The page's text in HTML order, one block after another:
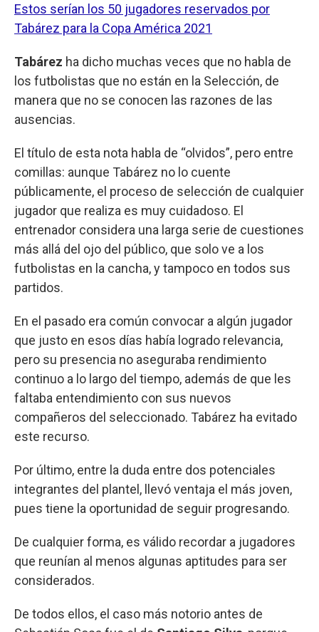
Estos serían los 50 jugadores reservados por
Tabárez para la Copa América 2021
Tabárez ha dicho muchas veces que no habla de
los futbolistas que no están en la Selección, de
manera que no se conocen las razones de las
ausencias.
El título de esta nota habla de “olvidos”, pero entre
comillas: aunque Tabárez no lo cuente
públicamente, el proceso de selección de cualquier
jugador que realiza es muy cuidadoso. El
entrenador considera una larga serie de cuestiones
más allá del ojo del público, que solo ve a los
futbolistas en la cancha, y tampoco en todos sus
partidos.
En el pasado era común convocar a algún jugador
que justo en esos días había logrado relevancia,
pero su presencia no aseguraba rendimiento
continuo a lo largo del tiempo, además de que les
faltaba entendimiento con sus nuevos
compañeros del seleccionado. Tabárez ha evitado
este recurso.
Por último, entre la duda entre dos potenciales
integrantes del plantel, llevó ventaja el más joven,
pues tiene la oportunidad de seguir progresando.
De cualquier forma, es válido recordar a jugadores
que reunían al menos algunas aptitudes para ser
considerados.
De todos ellos, el caso más notorio antes de